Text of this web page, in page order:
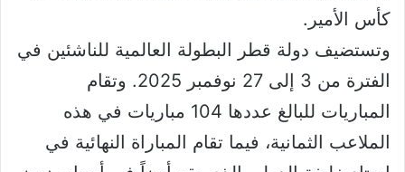
كأس الأمير.
وتستضيف دولة قطر البطولة العالمية للناشئين في
الفترة من 3 إلى 27 نوفمبر 2025. وتقام
المباريات للبالغ عددها 104 مباريات في هذه
الملاعب الثمانية، فيما تقام المباراة النهائية في